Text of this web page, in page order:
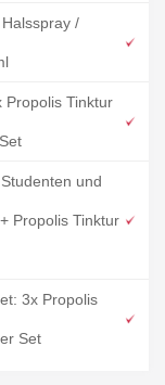
/
Propolis Tinktur
und
Propolis Tinktur
3x Propolis
Set